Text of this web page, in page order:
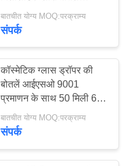
आईड्रॉपर कैप के साथ
बातचीत योग्य MOQ:परक्राम्य
संपर्क
कॉस्मेटिक ग्लास ड्रॉपर की
बोतलें आईएसओ 9001
प्रमाणन के साथ 50 मिली 60
मिली 100 मिली
बातचीत योग्य MOQ:परक्राम्य
संपर्क